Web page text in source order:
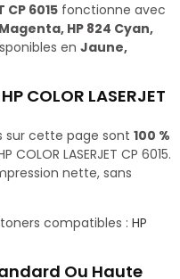
CP 6015 fonctionne avec
HP 824 Cyan,
en Jaune,
COLOR LASERJET
sur cette page sont 100 %
LASERJET CP 6015.
nette, sans
compatibles : HP
Ou Haute